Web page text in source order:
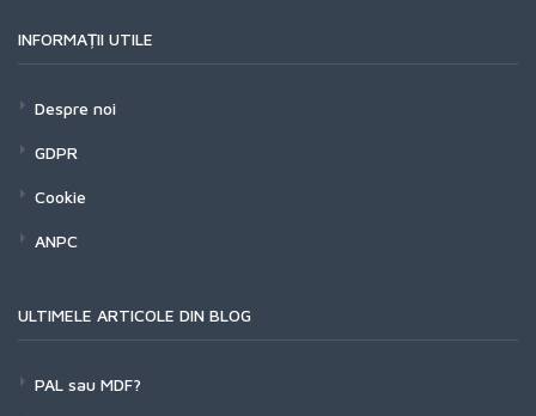
INFORMAȚII UTILE
Despre noi
GDPR
Cookie
ANPC
ULTIMELE ARTICOLE DIN BLOG
PAL sau MDF?